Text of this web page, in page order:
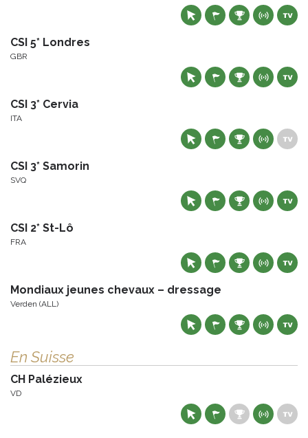
CSI 5* Londres
GBR
CSI 3* Cervia
ITA
CSI 3* Samorin
SVQ
CSI 2* St-Lô
FRA
Mondiaux jeunes chevaux – dressage
Verden (ALL)
En Suisse
CH Palézieux
VD